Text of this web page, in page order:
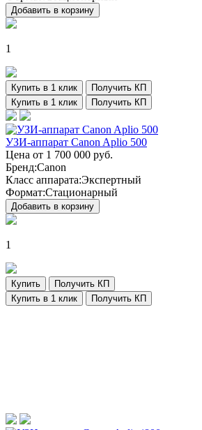
Добавить в корзину
1
Купить в 1 клик
Получить КП
Купить в 1 клик
Получить КП
УЗИ-аппарат Canon Aplio 500
Цена от 1 700 000 руб.
Бренд:Canon
Класс аппарата:Экспертный
Формат:Стационарный
Добавить в корзину
1
Купить
Получить КП
Купить в 1 клик
Получить КП